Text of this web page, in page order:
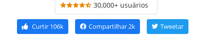
30,000+ usuários
Curtir 106k Compartilhar2k Tweetar